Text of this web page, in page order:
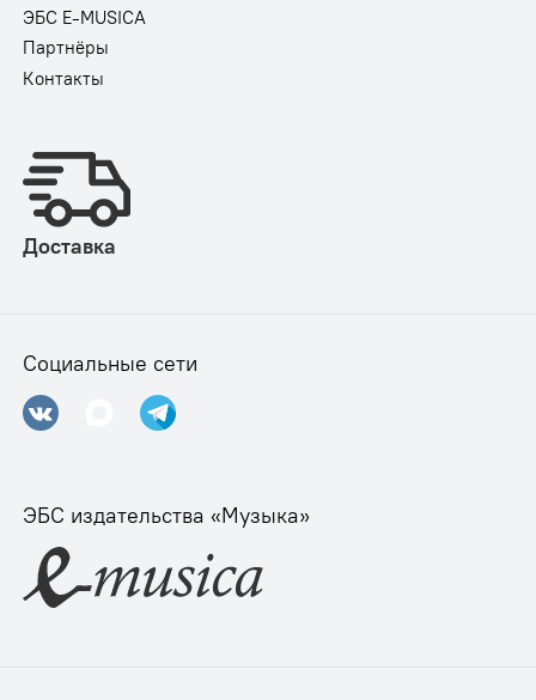
ЭБС E-MUSICA
Партнёры
Контакты
Доставка
Социальные сети
ЭБС издательства «Музыка»